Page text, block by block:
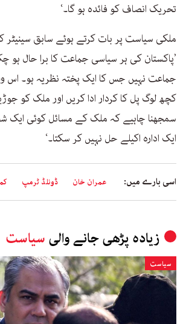
تحریک انصاف کو فائدہ ہو گا۔‘
ملکی سیاست پر بات کرتے ہوئے سابق سینیٹر
’پاکستان کی ہر سیاسی جماعت کا برا حال ہو
جماعت نہیں جس کا ایک پختہ نظریہ ہو۔
کچھ لوگ پل کا کردار ادا کریں اور ملک کو
سمجھنا چاہیے کہ ملک کے مسائل کوئی ایک
ایک ادارہ اکیلے حل نہیں کر سکتا۔‘
اسی بارے میں: عمران خان ڈونلڈ ٹرمپ
زیادہ پڑھی جانے والی سیاست
سیاست